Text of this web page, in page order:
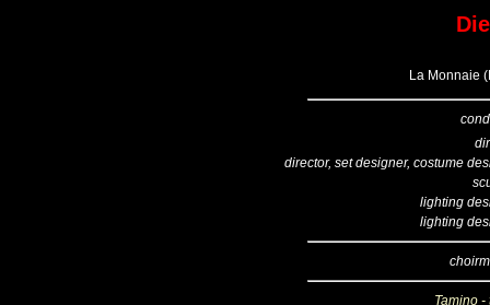
La Monnaie
director, set designer, costume
lighting
lighting
Tamino -